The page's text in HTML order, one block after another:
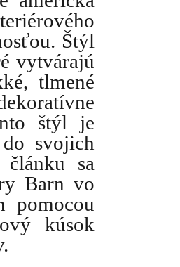
Štýl
vytvárajú
tlmené
štýl je
svojich
článku sa
Barn vo
pomocou
kúsok